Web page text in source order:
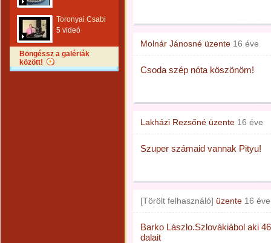
Toronyai Csabi
5 videó
Böngéssz a galériák
között!
Molnár Jánosné üzente 16 éve
Csoda szép nóta köszönöm!
Lakházi Rezsőné üzente 16 éve
Szuper számaid vannak Pityu!
[Törölt felhasználó] üzente 16 éve
Barko Lászlo.Szlovákiábol aki
dalait